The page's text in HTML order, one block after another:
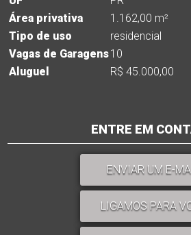
Área privativa
1.162,00 m²
Tipo de uso
residencial
Vagas de Garagens10
Aluguel
R$ 45.000,00
ENTRE EM
ENVIAR UM E-
LIGAMOS PARA